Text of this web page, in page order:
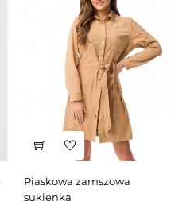
piaskowa zamszowa
sukienka